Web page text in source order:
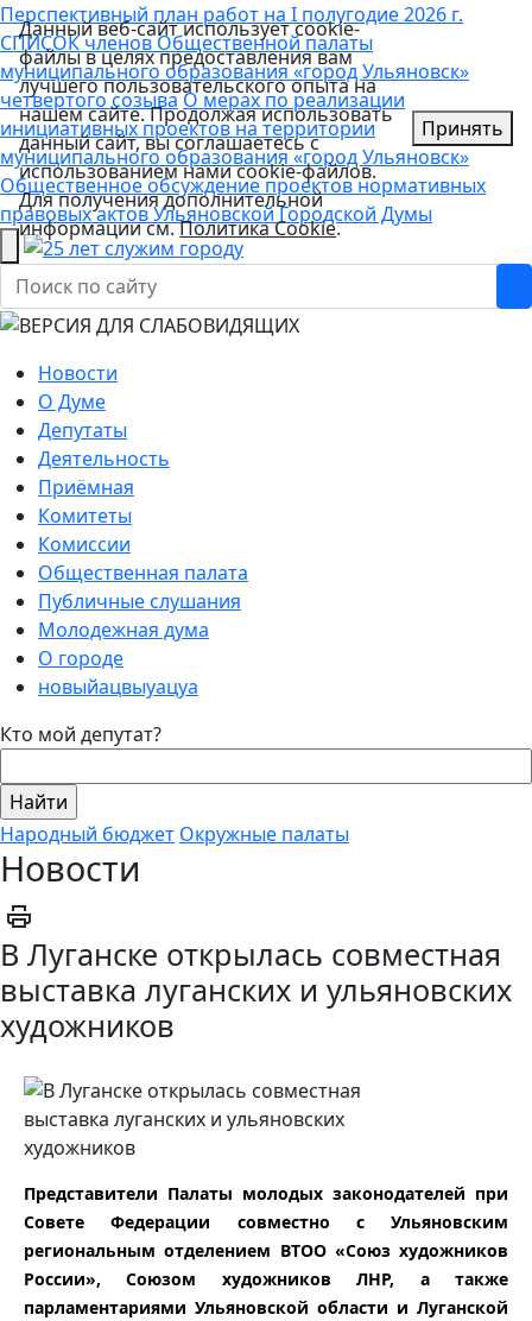
Перспективный план работ на I полугодие 2026 г.
СПИСОК членов Общественной палаты
муниципального образования «город Ульяновск»
четвертого созываО мерах по реализации
инициативных проектов на территории
муниципального образования «город Ульяновск»
Общественное обсуждение проектов нормативных
правовых актов Ульяновской Городской Думы
Новости
О Думе
Депутаты
Деятельность
Приёмная
Комитеты
Комиссии
Общественная палата
Публичные слушания
Молодежная дума
О городе
новыйацвыуацуа
Кто мой депутат?
Народный бюджет Окружные палаты
Новости
В Луганске открылась совместная
выставка луганских и ульяновских
художников
Представители Палаты молодых законодателей при
Совете Федерации совместно с Ульяновским
региональным отделением ВТОО «Союз художников
России», Союзом художников ЛНР, а также
парламентариями Ульяновской области и Луганской
Данный веб-сайт использует cookie-
файлы в целях предоставления вам
лучшего пользовательского опыта на
нашем сайте. Продолжая использовать
данный сайт, вы соглашаетесь с
использованием нами cookie-файлов.
Для получения дополнительной
информации см.Политика Cookie.
Принять